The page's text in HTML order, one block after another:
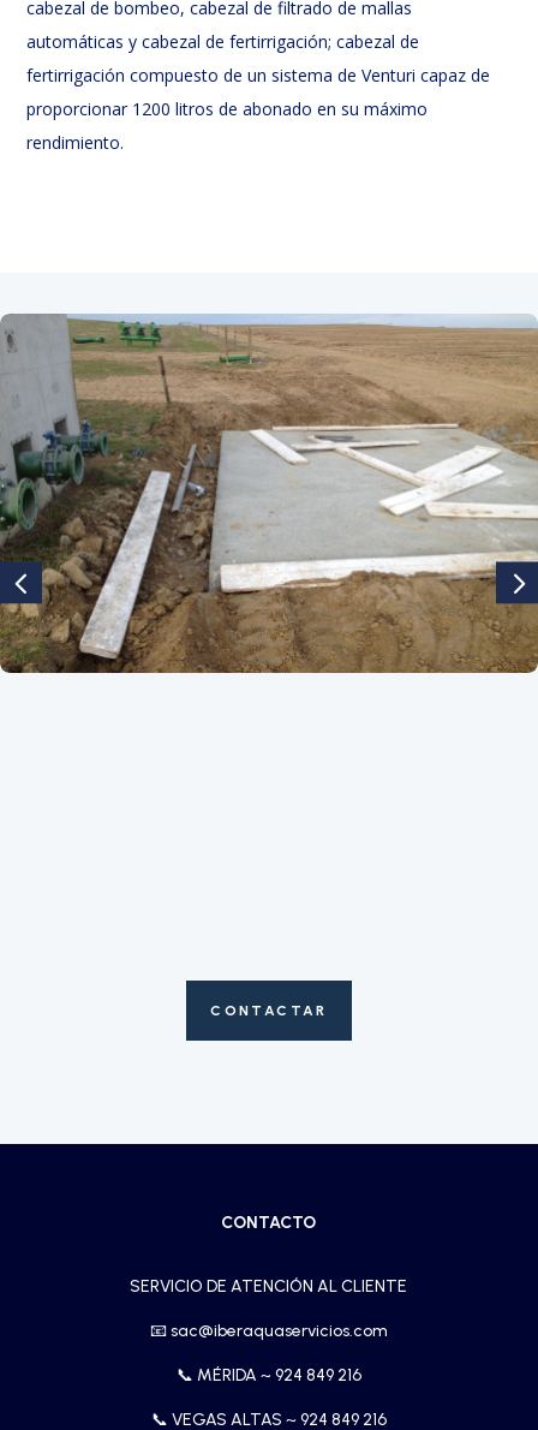
cabezal de bombeo, cabezal de filtrado de mallas
automáticas y cabezal de fertirrigación; cabezal de
fertirrigación compuesto de un sistema de Venturi capaz de
proporcionar 1200 litros de abonado en su máximo
rendimiento.
CONTACTAR
CONTACTO
SERVICIO DE ATENCIÓN AL CLIENTE
📧sac@iberaquaservicios.com
📞 MÉRIDA ~ 924 849 216
📞 VEGAS ALTAS ~ 924 849 216